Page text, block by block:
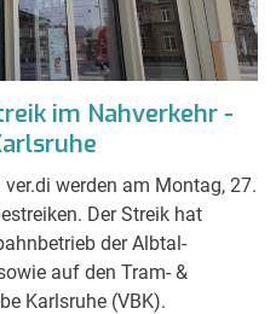
im Nahverkehr -
werden am Montag, 27.
Der Streik hat
der Albtal-
auf den Tram- &
Karlsruhe (VBK).